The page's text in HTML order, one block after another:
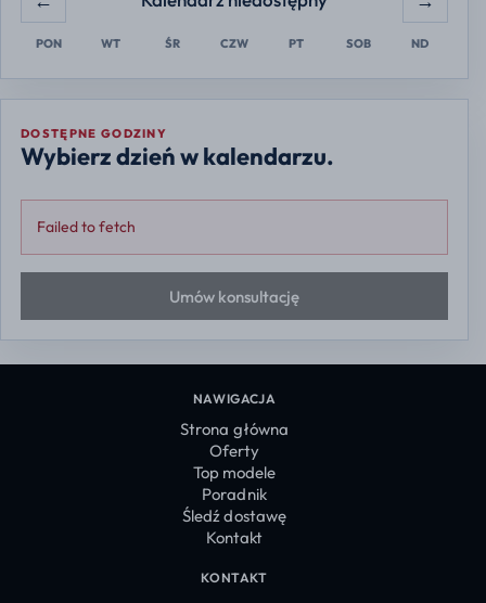
PON WT ŚR CZW PT SOB ND
DOSTĘPNE GODZINY
Wybierz dzień w kalendarzu.
Failed to fetch
Umów konsultację
NAWIGACJA
Strona główna
Oferty
Top modele
Poradnik
Śledź dostawę
Kontakt
KONTAKT